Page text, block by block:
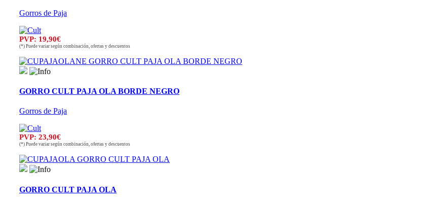
Gorros de Paja
PVP: 19,90€
(*) Puede variar según combinación, ofertas y descuentos
GORRO CULT PAJA OLA BORDE NEGRO
Gorros de Paja
PVP: 23,90€
(*) Puede variar según combinación, ofertas y descuentos
GORRO CULT PAJA OLA